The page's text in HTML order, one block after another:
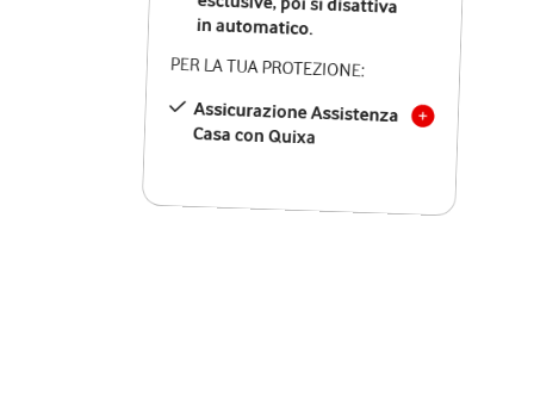
in automatico.
PER LA TUA PROTEZIONE:
Assicurazione Assistenza
Casa con Quixa